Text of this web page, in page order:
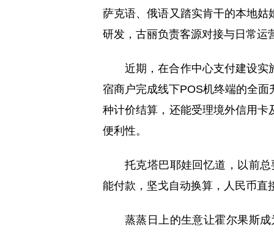
萨克语、俄语又踏实肯干的本地
研发，古丽负责客源对接与日常运
近期，在合作中心支付建设
宿商户完成线下POS机终端的全
种计价结算，还能受理境外信用
便利性。
托克塔巴耶娃回忆道，以前
能付款，坚戈自动换算，人民币直
蒸蒸日上的生意让霍尔果斯